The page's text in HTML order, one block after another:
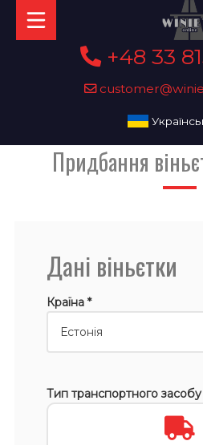
+48 33
Придбання
Дані віньєтки
Країна *
Тип транспортного засобу